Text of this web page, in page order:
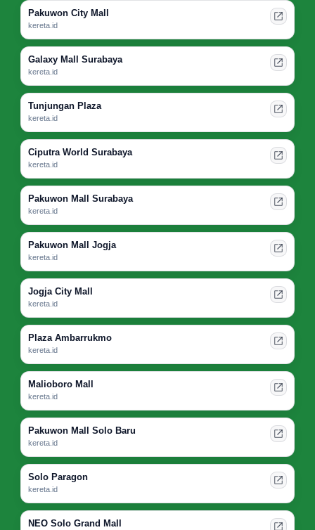
Pakuwon City Mall
kereta.id
Galaxy Mall Surabaya
kereta.id
Tunjungan Plaza
kereta.id
Ciputra World Surabaya
kereta.id
Pakuwon Mall Surabaya
kereta.id
Pakuwon Mall Jogja
kereta.id
Jogja City Mall
kereta.id
Plaza Ambarrukmo
kereta.id
Malioboro Mall
kereta.id
Pakuwon Mall Solo Baru
kereta.id
Solo Paragon
kereta.id
NEO Solo Grand Mall